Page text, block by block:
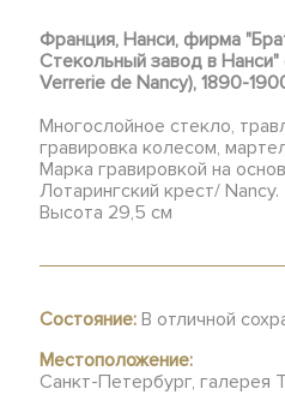
Франция, Нанси, фирма
Стекольный завод в Нанси"
Verrerie de Nancy), 1890-
Многослойное стекло,
гравировка колесом,
Марка гравировкой на
Лотарингский крест/ Nancy.
Высота 29,5 см
Состояние: В отличной
Местоположение:
Санкт-Петербург, галерея